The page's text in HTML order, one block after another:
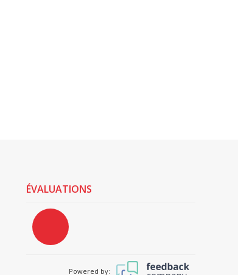
ÉVALUATIONS
Powered by: